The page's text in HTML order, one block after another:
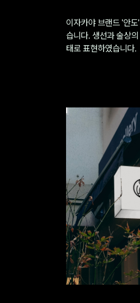
이자카야 브랜드 '안
습니다. 생선과 술상
태로 표현하였습니다.